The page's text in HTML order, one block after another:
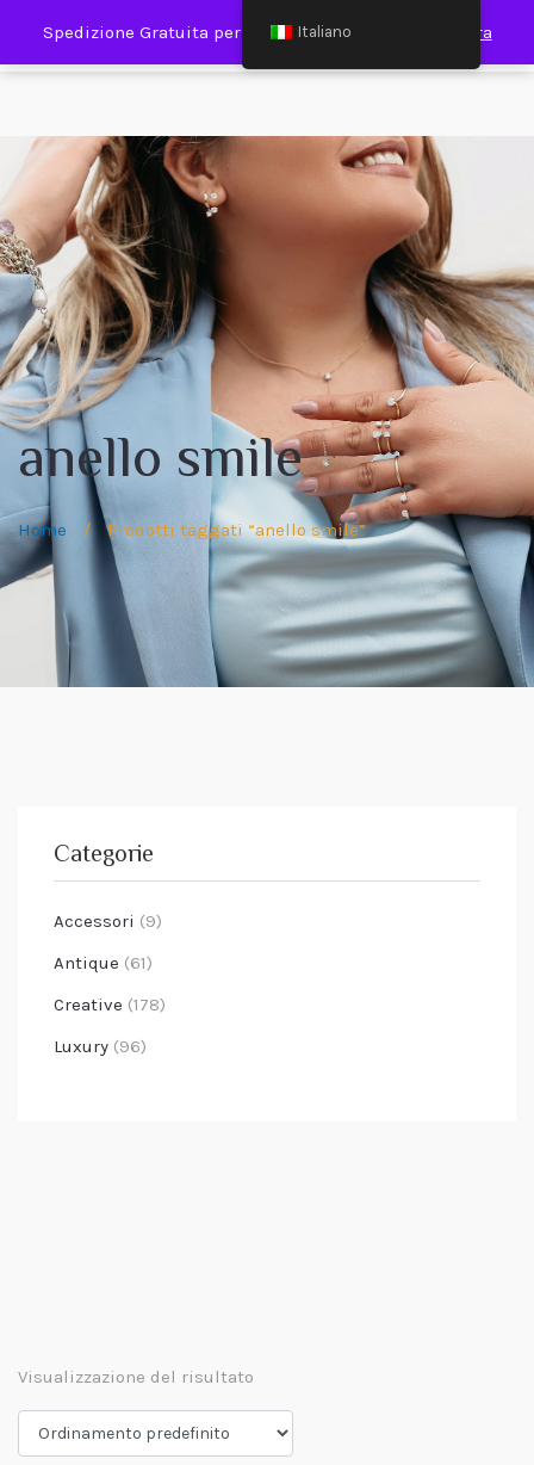
Spedizione Gratuita per Spesa Minima €120,00 Ignora
anello smile
Home / Prodotti taggati “anello smile”
Visualizzazione del risultato
Categorie
Accessori (9)
Antique (61)
Creative (178)
Luxury (96)
Italiano